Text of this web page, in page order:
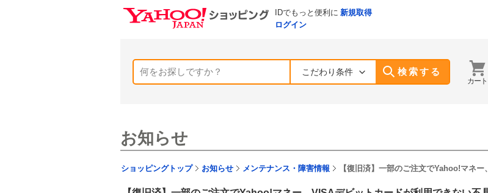
IDでもっと便利に 新規取得
ログイン
こだわり条件 検索する
カート
お知らせ
ショッピングトップ お知らせ メンテナンス・障害情報 【復旧済】一部のご注文でYahoo!マネ